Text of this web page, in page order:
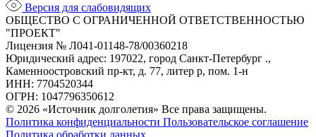
Версия для слабовидящих
ОБЩЕСТВО С ОГРАНИЧЕННОЙ ОТВЕТСТВЕННОСТЬЮ
"ПРОЕКТ"
Лицензия № Л041-01148-78/00360218
Юридический адрес: 197022, город Санкт-Петербург .,
Каменноостровский пр-кт, д. 77, литер р, пом. 1-н
ИНН: 7704520344
ОГРН: 1047796350612
© 2026 «Источник долголетия» Все права защищены.
Политика конфиденциальности Пользовательское соглашение
Политика обработки данных